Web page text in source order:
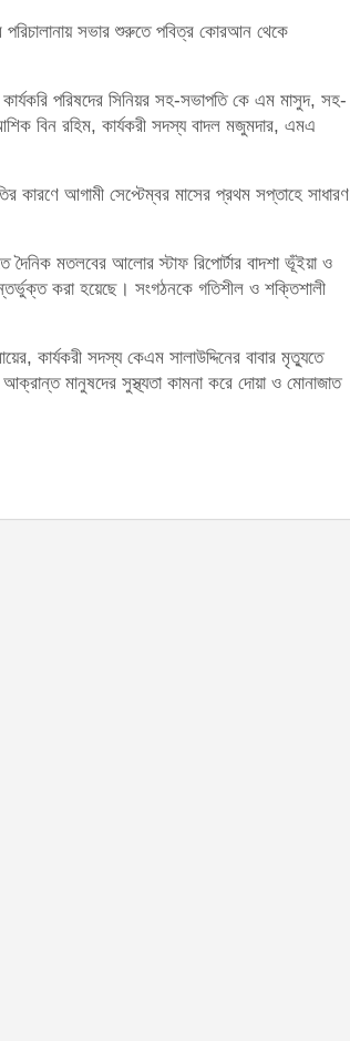
সভার শুরুতে পবিত্র কোরআন থেকে
পরিষদের সিনিয়র সহ-সভাপতি কে এম মাসুদ, সহ-
বিন রহিম, কার্যকরী সদস্য বাদল মজুমদার, এমএ
কারণে আগামী সেপ্টেম্বর মাসের প্রথম সপ্তাহে সাধারণ
দৈনিক মতলবের আলোর স্টাফ রিপোর্টার বাদশা ভূঁইয়া ও
করা হয়েছে। সংগঠনকে গতিশীল ও শক্তিশালী
কার্যকরী সদস্য কেএম সালাউদ্দিনের বাবার মৃত্যুতে
মানুষদের সুস্থ্যতা কামনা করে দোয়া ও মোনাজাত